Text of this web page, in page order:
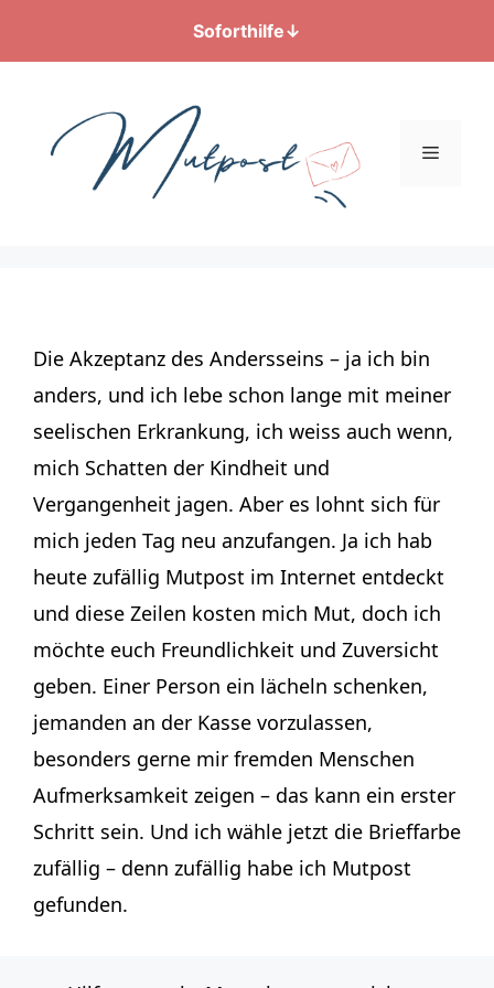
Soforthilfe↓
springen
Menü
Die Akzeptanz des Andersseins – ja ich bin
anders, und ich lebe schon lange mit meiner
seelischen Erkrankung, ich weiss auch wenn,
mich Schatten der Kindheit und
Vergangenheit jagen. Aber es lohnt sich für
mich jeden Tag neu anzufangen. Ja ich hab
heute zufällig Mutpost im Internet entdeckt
und diese Zeilen kosten mich Mut, doch ich
möchte euch Freundlichkeit und Zuversicht
geben. Einer Person ein lächeln schenken,
jemanden an der Kasse vorzulassen,
besonders gerne mir fremden Menschen
Aufmerksamkeit zeigen – das kann ein erster
Schritt sein. Und ich wähle jetzt die Brieffarbe
zufällig – denn zufällig habe ich Mutpost
gefunden.